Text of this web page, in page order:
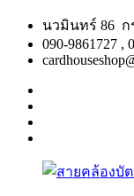
Skip
content
นวมินทร์ 86 ก
090-9861727 ,